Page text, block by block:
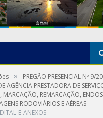
»
PREGÃO PRESENCIAL Nº 9/
AGÊNCIA PRESTADORA DE
MARCAÇÃO, REMARCAÇÃO,
RODOVIÁRIOS E AÉREAS
E-ANEXOS